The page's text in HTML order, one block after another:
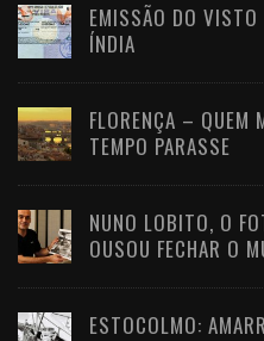
EMISSÃO DO
ÍNDIA
FLORENÇA – QUEM
TEMPO PARASSE
NUNO LOBITO, O
OUSOU FECHAR O
ESTOCOLMO: